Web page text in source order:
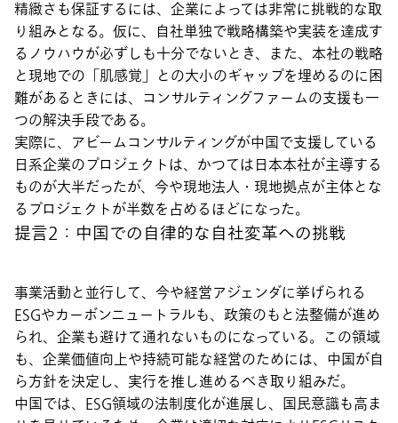
精緻さも保証するには、企業によっては非常に挑戦的な取
り組みとなる。仮に、自社単独で戦略構築や実装を達成す
るノウハウが必ずしも十分でないとき、また、本社の戦略
と現地での「肌感覚」との大小のギャップを埋めるのに困
難があるときには、コンサルティングファームの支援も一
つの解決手段である。
実際に、アビームコンサルティングが中国で支援している
日系企業のプロジェクトは、かつては日本本社が主導する
ものが大半だったが、今や現地法人・現地拠点が主体とな
るプロジェクトが半数を占めるほどになった。
提言2：中国での自律的な自社変革への挑戦
事業活動と並行して、今や経営アジェンダに挙げられる
ESGやカーボンニュートラルも、政策のもと法整備が進め
られ、企業も避けて通れないものになっている。この領域
も、企業価値向上や持続可能な経営のためには、中国が自
ら方針を決定し、実行を推し進めるべき取り組みだ。
中国では、ESG領域の法制度化が進展し、国民意識も高ま